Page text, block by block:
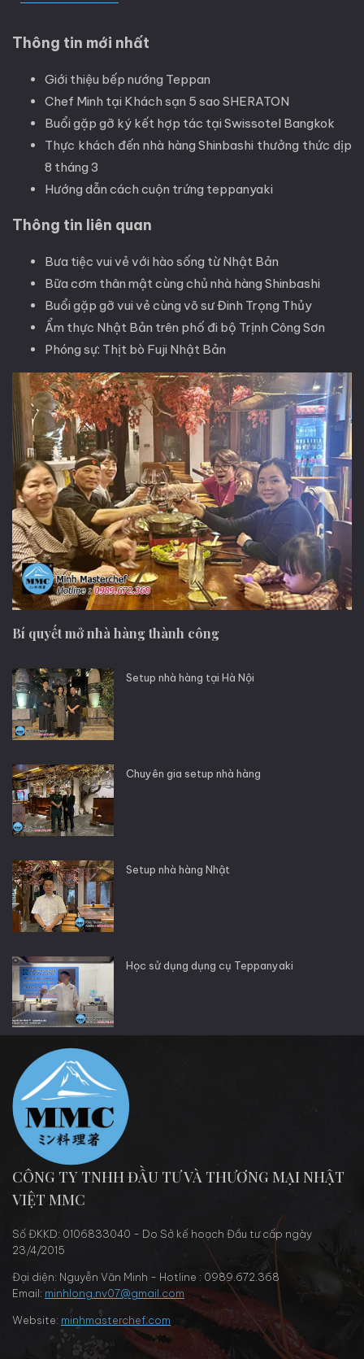
Thông tin mới nhất
Giới thiệu bếp nướng Teppan
Chef Minh tại Khách sạn 5 sao SHERATON
Buổi gặp gỡ ký kết hợp tác tại Swissotel Bangkok
Thực khách đến nhà hàng Shinbashi thưởng thức dịp
8 tháng 3
Hướng dẫn cách cuộn trứng teppanyaki
Thông tin liên quan
Bưa tiệc vui vẻ với hào sống từ Nhật Bản
Bữa cơm thân mật cùng chủ nhà hàng Shinbashi
Buổi gặp gỡ vui vẻ cùng võ sư Đinh Trọng Thủy
Ẩm thực Nhật Bản trên phố đi bộ Trịnh Công Sơn
Phóng sự: Thịt bò Fuji Nhật Bản
Bí quyết mở nhà hàng thành công
Setup nhà hàng tại Hà Nội
Chuyên gia setup nhà hàng
Setup nhà hàng Nhật
Học sử dụng dụng cụ Teppanyaki
CÔNG TY TNHH ĐẦU TƯ VÀ THƯƠNG MẠI NHẬT
VIỆT MMC
Số ĐKKD: 0106833040 - Do Sở kế hoạch Đầu tư cấp ngày
23/4/2015
Đại diện: Nguyễn Văn Minh - Hotline : 0989.672.368
Email: minhlong.nv07@gmail.com
Website: minhmasterchef.com